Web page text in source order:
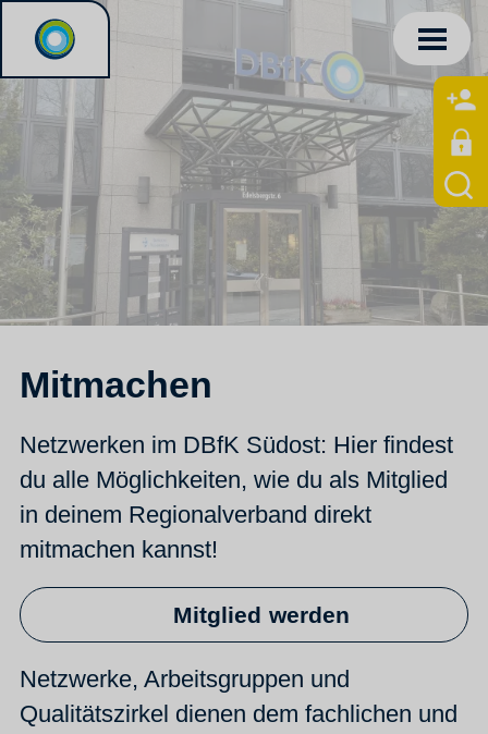
Mitmachen
Netzwerken im DBfK Südost: Hier findest
du alle Möglichkeiten, wie du als Mitglied
in deinem Regionalverband direkt
mitmachen kannst!
Mitglied werden
Netzwerke, Arbeitsgruppen und
Qualitätszirkel dienen dem fachlichen und